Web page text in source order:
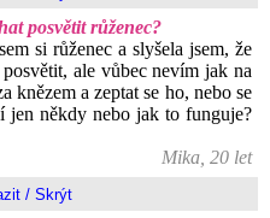
posvětit růženec?
si růženec a slyšela jsem, že
ale vůbec nevím jak na
knězem a zeptat se ho, nebo se
jen někdy nebo jak to funguje?
Mika, 20 let